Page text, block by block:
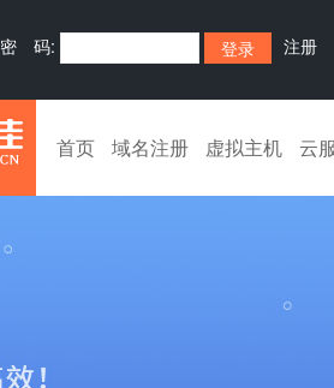
密 码: 注册
首页 域名注册 虚拟主机 云